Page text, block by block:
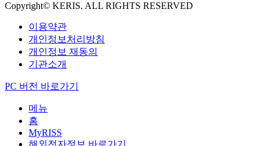
Copyright© KERIS. ALL RIGHTS RESERVED
이용약관
개인정보처리방침
개인정보 재동의
기관소개
PC 버전 바로가기
메뉴
홈
MyRISS